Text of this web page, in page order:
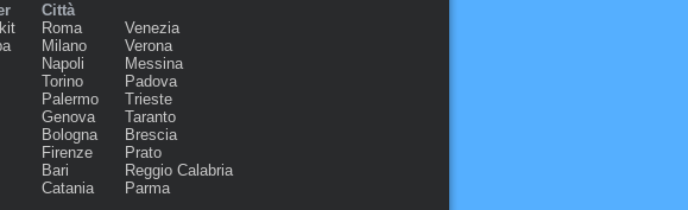
Città
Roma
Milano
Napoli
Torino
Palermo
Genova
Bologna
Firenze
Bari
Catania
Venezia
Verona
Messina
Padova
Trieste
Taranto
Brescia
Prato
Reggio Calabria
Parma